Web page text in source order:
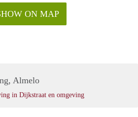
ON MAP
Almelo
in Dijkstraat en omgeving